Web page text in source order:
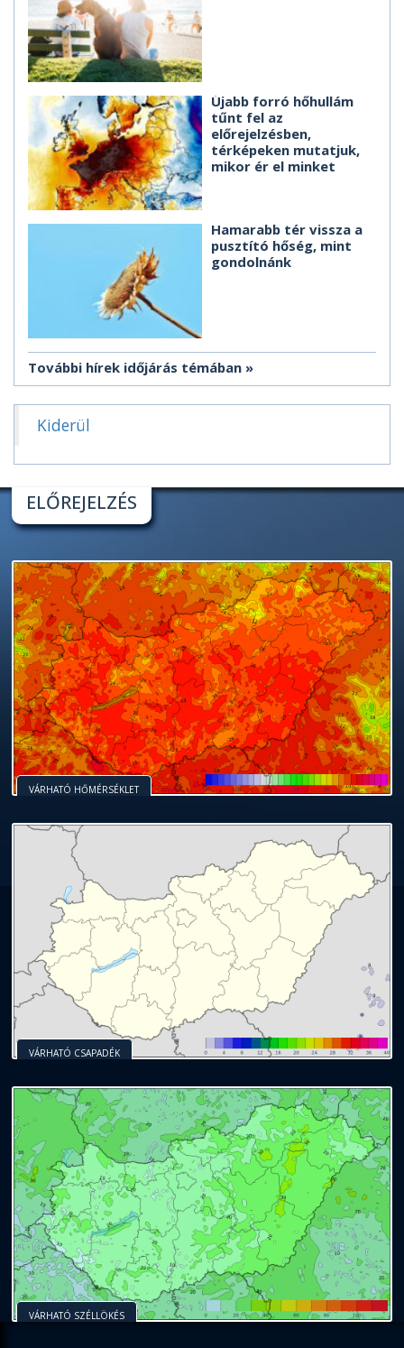
Újabb forró hőhullám
tűnt fel az
előrejelzésben,
térképeken mutatjuk,
mikor ér el minket
Hamarabb tér vissza a
pusztító hőség, mint
gondolnánk
További hírek időjárás témában
Kiderül
ELŐREJELZÉS
VÁRHATÓ HŐMÉRSÉKLET
VÁRHATÓ CSAPADÉK
VÁRHATÓ SZÉLLÖKÉS